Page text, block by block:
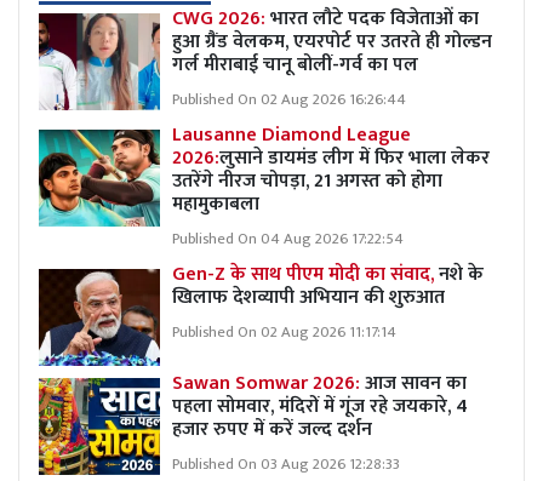
CWG 2026:भारत लौटे पदक विजेताओं का
हुआ ग्रैंड वेलकम, एयरपोर्ट पर उतरते ही गोल्डन
गर्ल मीराबाई चानू बोलीं-गर्व का पल
Published On 02 Aug 2026 16:26:44
Lausanne Diamond League
2026:लुसाने डायमंड लीग में फिर भाला लेकर
उतरेंगे नीरज चोपड़ा, 21 अगस्त को होगा
महामुकाबला
Published On 04 Aug 2026 17:22:54
Gen-Z के साथ पीएम मोदी का संवाद,नशे के
खिलाफ देशव्यापी अभियान की शुरुआत
Published On 02 Aug 2026 11:17:14
Sawan Somwar 2026:आज सावन का
पहला सोमवार, मंदिरों में गूंज रहे जयकारे, 4
हजार रुपए में करें जल्द दर्शन
Published On 03 Aug 2026 12:28:33